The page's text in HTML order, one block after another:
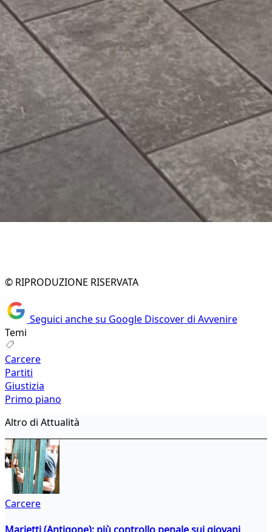
© RIPRODUZIONE RISERVATA
Seguici anche su Google Discover di Avvenire
Temi
Carcere
Partiti
Giustizia
Primo piano
Altro di Attualità
Carcere